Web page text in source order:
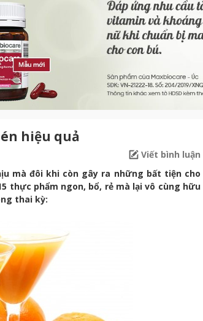
hiệu quả
Viết bình luận
mà đôi khi còn gây ra những bất tiện cho
thực phẩm ngon, bổ, rẻ mà lại vô cùng hữu
thai kỳ: